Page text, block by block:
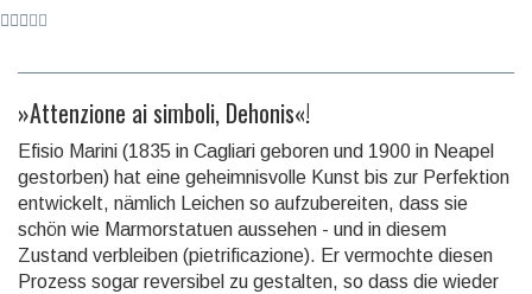
»Attenzione ai simboli, Dehonis«!
Efisio Marini (1835 in Cagliari geboren und 1900 in Neapel
gestorben) hat eine geheimnisvolle Kunst bis zur Perfektion
entwickelt, nämlich Leichen so aufzubereiten, dass sie
schön wie Marmorstatuen aussehen - und in diesem
Zustand verbleiben (pietrificazione). Er vermochte diesen
Prozess sogar reversibel zu gestalten, so dass die wieder